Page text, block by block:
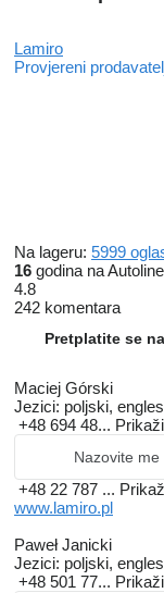
Lamiro
Provjereni
Na lageru: 5999
16 godina na Autoline
4.8
242 komentara
Pretplatite se
Maciej Górski
Jezici: poljski,
+48 694 48... Prikaži
Nazovite me
+48 22 787 ...
www.lamiro.pl
Paweł Janicki
Jezici: poljski,
+48 501 77... Prikaži